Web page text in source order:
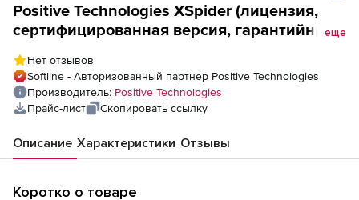
Positive Technologies XSpider (лицензия,
сертифицированная версия, гарантийные
хостов
еще
Нет отзывов
Softline - Авторизованный партнер Positive Technologies
Производитель: Positive Technologies
Прайс-лист
Скопировать ссылку
Описание Характеристики Отзывы
Коротко о товаре